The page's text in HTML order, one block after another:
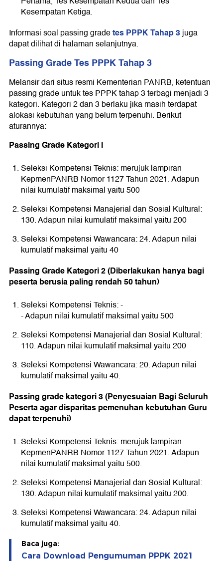
Kesempatan Ketiga.
Informasi soal passing gradetes PPPK Tahap 3juga
dapat dilihat di halaman selanjutnya.
Passing Grade Tes PPPK Tahap 3
Melansir dari situs resmi Kementerian PANRB, ketentuan
passing grade untuk tes PPPK tahap 3 terbagi menjadi 3
kategori. Kategori 2 dan 3 berlaku jika masih terdapat
alokasi kebutuhan yang belum terpenuhi. Berikut
aturannya:
Passing Grade Kategori I
Seleksi Kompetensi Teknis: merujuk lampiran
KepmenPANRB Nomor 1127 Tahun 2021. Adapun
nilai kumulatif maksimal yaitu 500
Seleksi Kompetensi Manajerial dan Sosial Kultural:
130. Adapun nilai kumulatif maksimal yaitu 200
Seleksi Kompetensi Wawancara: 24. Adapun nilai
kumulatif maksimal yaitu 40
Passing Grade Kategori 2 (Diberlakukan hanya bagi
peserta berusia paling rendah 50 tahun)
Seleksi Kompetensi Teknis: -
- Adapun nilai kumulatif maksimal yaitu 500
Seleksi Kompetensi Manajerial dan Sosial Kultural:
110. Adapun nilai kumulatif maksimal yaitu 200
Seleksi Kompetensi Wawancara: 20. Adapun nilai
kumulatif maksimal yaitu 40.
Passing grade kategori 3 (Penyesuaian Bagi Seluruh
Peserta agar disparitas pemenuhan kebutuhan Guru
dapat terpenuhi)
Seleksi Kompetensi Teknis: merujuk lampiran
KepmenPANRB Nomor 1127 Tahun 2021. Adapun
nilai kumulatif maksimal yaitu 500.
Seleksi Kompetensi Manajerial dan Sosial Kultural:
130. Adapun nilai kumulatif maksimal yaitu 200.
Seleksi Kompetensi Wawancara: 24. Adapun nilai
kumulatif maksimal yaitu 40.
Baca juga:
Cara Download Pengumuman PPPK 2021